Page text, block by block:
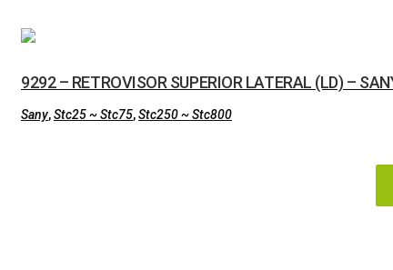
9292 – RETROVISOR SUPERIOR LATERAL (LD) –
Sany,Stc25 ~ Stc75,Stc250 ~ Stc800